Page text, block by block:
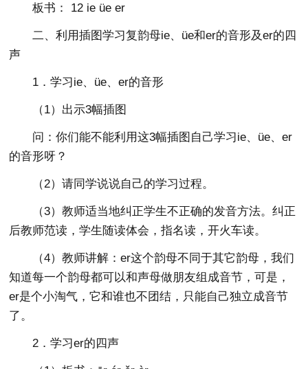
板书： 12 ie üe er
二、利用插图学习复韵母ie、üe和er的音形及er的四
声
1．学习ie、üe、er的音形
（1）出示3幅插图
问：你们能不能利用这3幅插图自己学习ie、üe、er
的音形呀？
（2）请同学说说自己的学习过程。
（3）教师适当地纠正学生不正确的发音方法。纠正
后教师范读，学生随读体会，指名读，开火车读。
（4）教师讲解：er这个韵母不同于其它韵母，我们
知道每一个韵母都可以和声母做朋友组成音节，可是，
er是个小淘气，它和谁也不团结，只能自己独立成音节
了。
2．学习er的四声